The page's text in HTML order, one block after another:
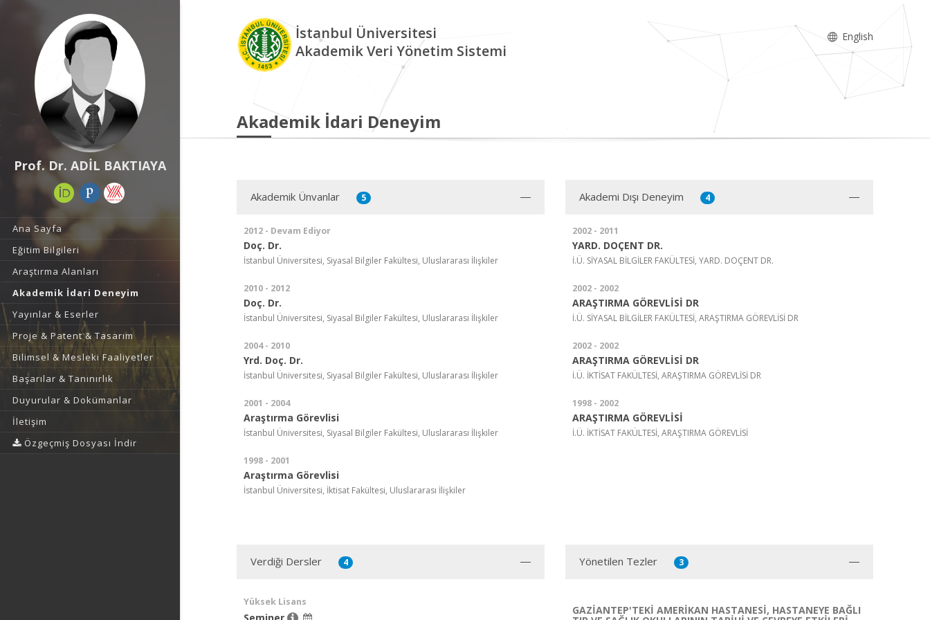
Prof. Dr. ADİL BAKTIAYA
Ana Sayfa
Eğitim Bilgileri
Araştırma Alanları
Akademik İdari Deneyim
Yayınlar & Eserler
Proje & Patent & Tasarım
Bilimsel & Mesleki Faaliyetler
Başarılar & Tanınırlık
Duyurular & Dokümanlar
İletişim
Özgeçmiş Dosyası İndir
İstanbul Üniversitesi
Akademik Veri Yönetim Sistemi
English
Akademik İdari Deneyim
Akademik Ünvanlar 5
2012 - Devam Ediyor
Doç. Dr.
İstanbul Üniversitesi, Siyasal Bilgiler Fakültesi, Uluslararası İlişkiler
2010 - 2012
Doç. Dr.
İstanbul Üniversitesi, Siyasal Bilgiler Fakültesi, Uluslararası İlişkiler
2004 - 2010
Yrd. Doç. Dr.
İstanbul Üniversitesi, Siyasal Bilgiler Fakültesi, Uluslararası İlişkiler
2001 - 2004
Araştırma Görevlisi
İstanbul Üniversitesi, Siyasal Bilgiler Fakültesi, Uluslararası İlişkiler
1998 - 2001
Araştırma Görevlisi
İstanbul Üniversitesi, İktisat Fakültesi, Uluslararası İlişkiler
Akademi Dışı Deneyim 4
2002 - 2011
YARD. DOÇENT DR.
İ.Ü. SİYASAL BİLGİLER FAKÜLTESİ, YARD. DOÇENT DR.
2002 - 2002
ARAŞTIRMA GÖREVLİSİ DR
İ.Ü. SİYASAL BİLGİLER FAKÜLTESİ, ARAŞTIRMA GÖREVLİSİ DR
2002 - 2002
ARAŞTIRMA GÖREVLİSİ DR
İ.Ü. İKTİSAT FAKÜLTESİ, ARAŞTIRMA GÖREVLİSİ DR
1998 - 2002
ARAŞTIRMA GÖREVLİSİ
İ.Ü. İKTİSAT FAKÜLTESİ, ARAŞTIRMA GÖREVLİSİ
Verdiği Dersler 4
Yüksek Lisans
Yönetilen Tezler 3
GAZİANTEP'TEKİ AMERİKAN HASTANESİ, HASTANEYE BAĞLI